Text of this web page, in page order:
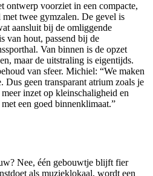
ontwerp voorziet in een compacte,
twee gymzalen. De gevel is
aansluit bij de omliggende
van hout, passend bij de
Van binnen is de opzet
maar de uitstraling is eigentijds.
van sfeer. Michiel: “We maken
Dus geen transparant atrium zoals je
inzet op kleinschaligheid en
een goed binnenklimaat.”
Nee, één gebouwtje blijft fier
als muzieklokaal, wordt een